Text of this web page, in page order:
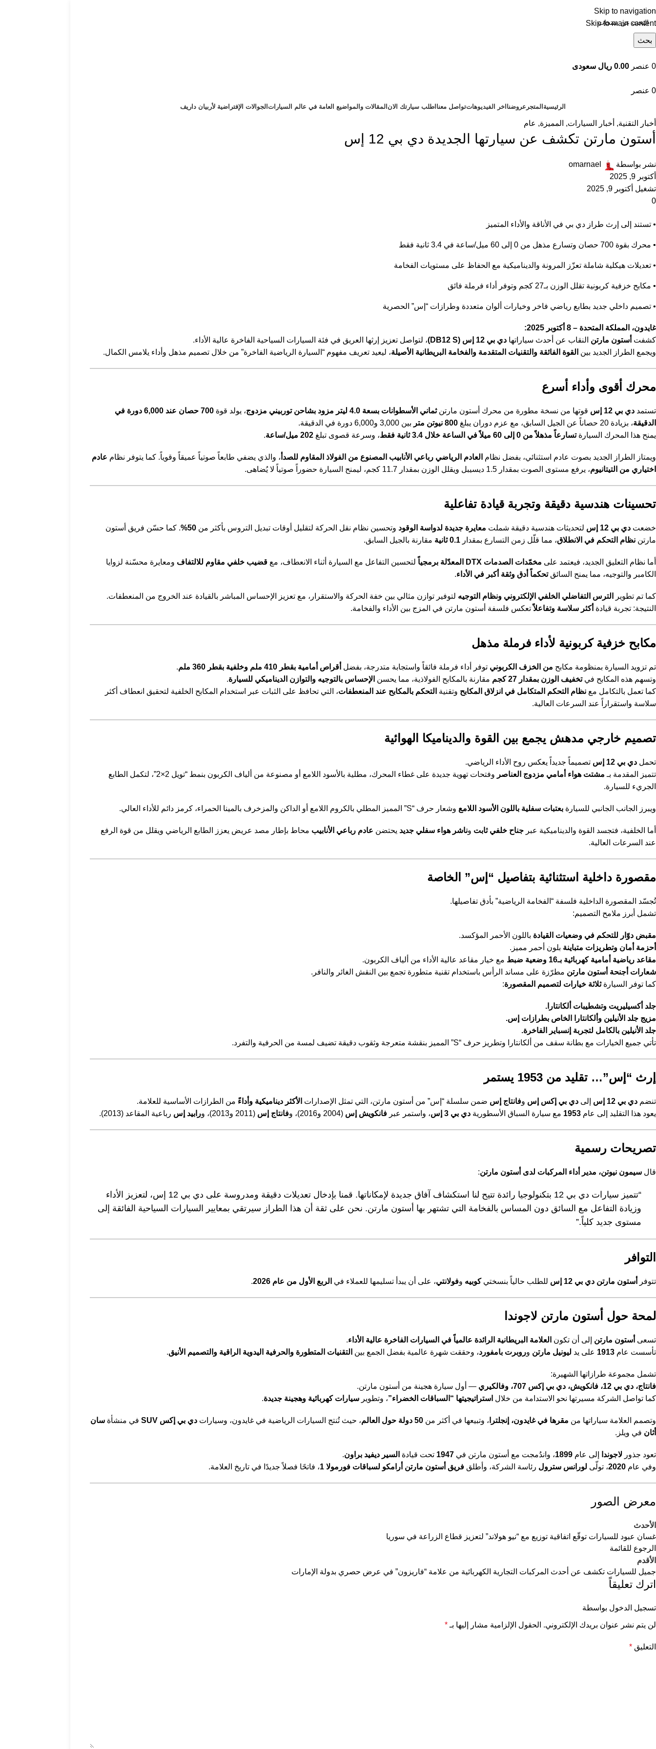
Skip to navigation
Skip to main content
بحث
0 عنصر 0.00 ريال سعودى
0 عنصر
الرئيسية المتجر عروضنا اخر الفيديوهاتتواصل معنا اطلب سيارتك الان المقالات والمواضيع العامة في عالم السيارات الجوالات الإفتراضية لأربيان داريف
أخبار التقنية, أخبار السيارات, المميزة, عام
أستون مارتن تكشف عن سيارتها الجديدة دي بي 12 إس
نشر بواسطة
omarnael
أكتوبر 9, 2025
تشغيل أكتوبر 9, 2025
0
• تستند إلى إرث طراز دي بي في الأناقة والأداء المتميز
• محرك بقوة 700 حصان وتسارع مذهل من 0 إلى 60 ميل/ساعة في 3.4 ثانية فقط
• تعديلات هيكلية شاملة تعزّز المرونة والديناميكية مع الحفاظ على مستويات الفخامة
• مكابح خزفية كربونية تقلل الوزن بـ27 كجم وتوفر أداء فرملة فائق
• تصميم داخلي جديد بطابع رياضي فاخر وخيارات ألوان متعددة وطرازات “إس” الحصرية
غايدون، المملكة المتحدة – 8 أكتوبر 2025:
كشفت أستون مارتن النقاب عن أحدث سياراتها دي بي 12 إس (DB12 S)
، لتواصل تعزيز إرثها العريق في فئة السيارات السياحية الفاخرة عالية الأداء.
ويجمع الطراز الجديد بين القوة الفائقة والتقنيات المتقدمة والفخامة البريطانية الأصيلة، ليعيد تعريف مفهوم “السيارة الرياضية الفاخرة” من خلال تصميم مذهل وأداء يلامس الكمال.
محرك أقوى وأداء أسرع
تستمد دي بي 12 إس قوتها من نسخة مطورة من محرك أستون مارتنثماني الأسطوانات بسعة 4.0 ليتر مزود بشاحن توربيني مزدوج ، يولد قوة
700 حصان عند 6,000 دورة في
الدقيقة، بزيادة 20 حصاناً عن الجيل السابق، مع عزم دوران يبلغ 800 نيوتن متر
بين 3,000 و6,000 دورة في الدقيقة.
يمنح هذا المحرك السيارةتسارعاً مذهلاً من 0 إلى 60 ميلاً في الساعة خلال 3.4 ثانية فقط ، وسرعة قصوى تبلغ 202 ميل/ساعة .
ويمتاز الطراز الجديد بصوت عادم استثنائي، بفضل نظام العادم الرياضي رباعي الأنابيب المصنوع من الفولاذ المقاوم للصدأ ، والذي يضفي طابعاً صوتياً عميقاً وقوياً. كما يتوفر نظام عادم
اختياري من التيتانيوم، يرفع مستوى الصوت بمقدار 1.5 ديسيبل ويقلل الوزن بمقدار 11.7 كجم، ليمنح السيارة حضوراً صوتياً لا يُضاهى.
تحسينات هندسية دقيقة وتجربة قيادة تفاعلية
خضعت دي بي 12 إس لتحديثات هندسية دقيقة شملت معايرة جديدة لدواسة الوقود وتحسين نظام نقل الحركة لتقليل أوقات تبديل التروس بأكثر من 50%
. كما حسّن فريق أستون
مارتن نظام التحكم في الانطلاق، مما قلّل زمن التسارع بمقدار 0.1 ثانية مقارنة بالجيل السابق.
أما نظام التعليق الجديد، فيعتمد على مخمّدات الصدمات DTX المعدّلة برمجياً لتحسين التفاعل مع السيارة أثناء الانعطاف، مع قضيب خلفي مقاوم للالتفاف ومعايرة محسّنة لزوايا
الكامبر والتوجيه، مما يمنح السائقتحكماً أدق وثقة أكبر في الأداء.
كما تم تطوير الترس التفاضلي الخلفي الإلكتروني ونظام التوجيه لتوفير توازن مثالي بين خفة الحركة والاستقرار، مع تعزيز الإحساس المباشر بالقيادة عند الخروج من المنعطفات.
النتيجة: تجربة قيادة أكثر سلاسة وتفاعلاًتعكس فلسفة أستون مارتن في المزج بين الأداء والفخامة.
مكابح خزفية كربونية لأداء فرملة مذهل
تم تزويد السيارة بمنظومة مكابح من الخزف الكربوني توفر أداء فرملة فائقاً واستجابة متدرجة، بفضل أقراص أمامية بقطر 410 ملم وخلفية بقطر 360 ملم
.
وتسهم هذه المكابح فيتخفيف الوزن بمقدار 27 كجم مقارنة بالمكابح الفولاذية، مما يحسن الإحساس بالتوجيه والتوازن الديناميكي للسيارة.
كما تعمل بالتكامل مع نظام التحكم المتكامل في انزلاق المكابح وتقنية التحكم بالمكابح عند المنعطفات، التي تحافظ على الثبات عبر استخدام المكابح الخلفية لتحقيق انعطاف أكثر
سلاسة واستقراراً عند السرعات العالية.
تصميم خارجي مدهش يجمع بين القوة والديناميكا الهوائية
تحمل دي بي 12 إس
تصميماً جديداً يعكس روح الأداء الرياضي.
تتميز المقدمة بـ مشتت هواء أمامي مزدوج العناصر
وفتحات تهوية جديدة على غطاء المحرك، مطلية بالأسود اللامع أو مصنوعة من ألياف الكربون بنمط “تويل 2×2”، لتكمل الطابع
الجريء للسيارة.
ويبرز الجانب الجانبي للسيارة بعتبات سفلية باللون الأسود اللامع وشعار حرف “S” المميز المطلي بالكروم اللامع أو الداكن والمزخرف بالمينا الحمراء، كرمز دائم للأداء العالي.
أما الخلفية، فتجسد القوة والديناميكية عبر جناح خلفي ثابت وناشر هواء سفلي جديد يحتضن عادم رباعي الأنابيب محاط بإطار مصد عريض يعزز الطابع الرياضي ويقلل من قوة الرفع
عند السرعات العالية.
مقصورة داخلية استثنائية بتفاصيل “إس” الخاصة
تُجسّد المقصورة الداخلية فلسفة “الفخامة الرياضية” بأدق تفاصيلها.
تشمل أبرز ملامح التصميم:
مقبض دوّار للتحكم في وضعيات القيادة باللون الأحمر المؤكسد.
أحزمة أمان وتطريزات متباينة بلون أحمر مميز.
مقاعد رياضية أمامية كهربائية بـ16 وضعية ضبط
مع خيار مقاعد عالية الأداء من ألياف الكربون.
شعارات أجنحة أستون مارتن مطرّزة على مساند الرأس باستخدام تقنية متطورة تجمع بين النقش الغائر والنافر.
كما توفر السيارةثلاثة خيارات لتصميم المقصورة:
جلد أكسيليريت وتشطيبات ألكانتارا.
مزيج جلد الأنيلين وألكانتارا الخاص بطرازات إس.
جلد الأنيلين بالكامل لتجربة إنسباير الفاخرة.
تأتي جميع الخيارات مع بطانة سقف من ألكانتارا وتطريز حرف “S” المميز بنقشة متعرجة وثقوب دقيقة تضيف لمسة من الحرفية والتفرد.
إرث “إس”… تقليد من 1953 يستمر
تنضم دي بي 12 إس إلى دي بي إكس إس وفانتاج إس ضمن سلسلة “إس” من أستون مارتن، التي تمثل الإصدارات الأكثر ديناميكية وأداءً من الطرازات الأساسية للعلامة.
يعود هذا التقليد إلى عام 1953 مع سيارة السباق الأسطورية دي بي 3 إس ، واستمر عبر فانكويش إس (2004 و2016)، و فانتاج إس (2011 و2013)، و رابيد إس رباعية المقاعد (2013).
تصريحات رسمية
قال سيمون نيوتن، مدير أداء المركبات لدى أستون مارتن:
“تتميز سيارات دي بي 12 بتكنولوجيا رائدة تتيح لنا استكشاف آفاق جديدة لإمكاناتها. قمنا بإدخال تعديلات دقيقة ومدروسة على دي بي 12 إس، لتعزيز الأداء
وزيادة التفاعل مع السائق دون المساس بالفخامة التي تشتهر بها أستون مارتن. نحن على ثقة أن هذا الطراز سيرتقي بمعايير السيارات السياحية الفائقة إلى
مستوى جديد كلياً.”
التوافر
تتوفر أستون مارتن دي بي 12 إس للطلب حالياً بنسختيكوبيه وفولانتي، على أن يبدأ تسليمها للعملاء في الربع الأول من عام 2026 .
لمحة حول أستون مارتن لاجوندا
تسعى أستون مارتن إلى أن تكون العلامة البريطانية الرائدة عالمياً في السيارات الفاخرة عالية الأداء.
تأسست عام 1913 على يد ليونيل مارتن وروبرت بامفورد، وحققت شهرة عالمية بفضل الجمع بين التقنيات المتطورة والحرفية اليدوية الراقية والتصميم الأنيق.
تشمل مجموعة طرازاتها الشهيرة:
فانتاج، دي بي 12، فانكويش، دي بي إكس 707، وفالكيري
— أول سيارة هجينة من أستون مارتن.
كما تواصل الشركة مسيرتها نحو الاستدامة من خلال استراتيجيتها “السباقات الخضراء”، وتطوير سيارات كهربائية وهجينة جديدة.
وتصمم العلامة سياراتها من مقرها في غايدون، إنجلترا ، وتبيعها في أكثر من 50 دولة حول العالم ، حيث تُنتج السيارات الرياضية في غايدون، وسيارات دي بي إكس SUV في منشأة سان
أثان في ويلز.
تعود جذور لاجوندا إلى عام 1899، واندُمجت مع أستون مارتن في 1947 تحت قيادة السير ديفيد براون.
وفي عام 2020، تولّى لورانس سترول رئاسة الشركة، وأطلق فريق أستون مارتن أرامكو لسباقات فورمولا 1 ، فاتحًا فصلاً جديدًا في تاريخ العلامة.
معرض الصور
الأحدث
غسان عبود للسيارات توقّع اتفاقية توزيع مع “نيو هولاند” لتعزيز قطاع الزراعة في سوريا
الرجوع للقائمة
الأقدم
جميل للسيارات تكشف عن أحدث المركبات التجارية الكهربائية من علامة “فاريزون” في عرض حصري بدولة الإمارات
اترك تعليقاً
تسجيل الدخول بواسطة
لن يتم نشر عنوان بريدك الإلكتروني. الحقول الإلزامية مشار إليها بـ *
التعليق *